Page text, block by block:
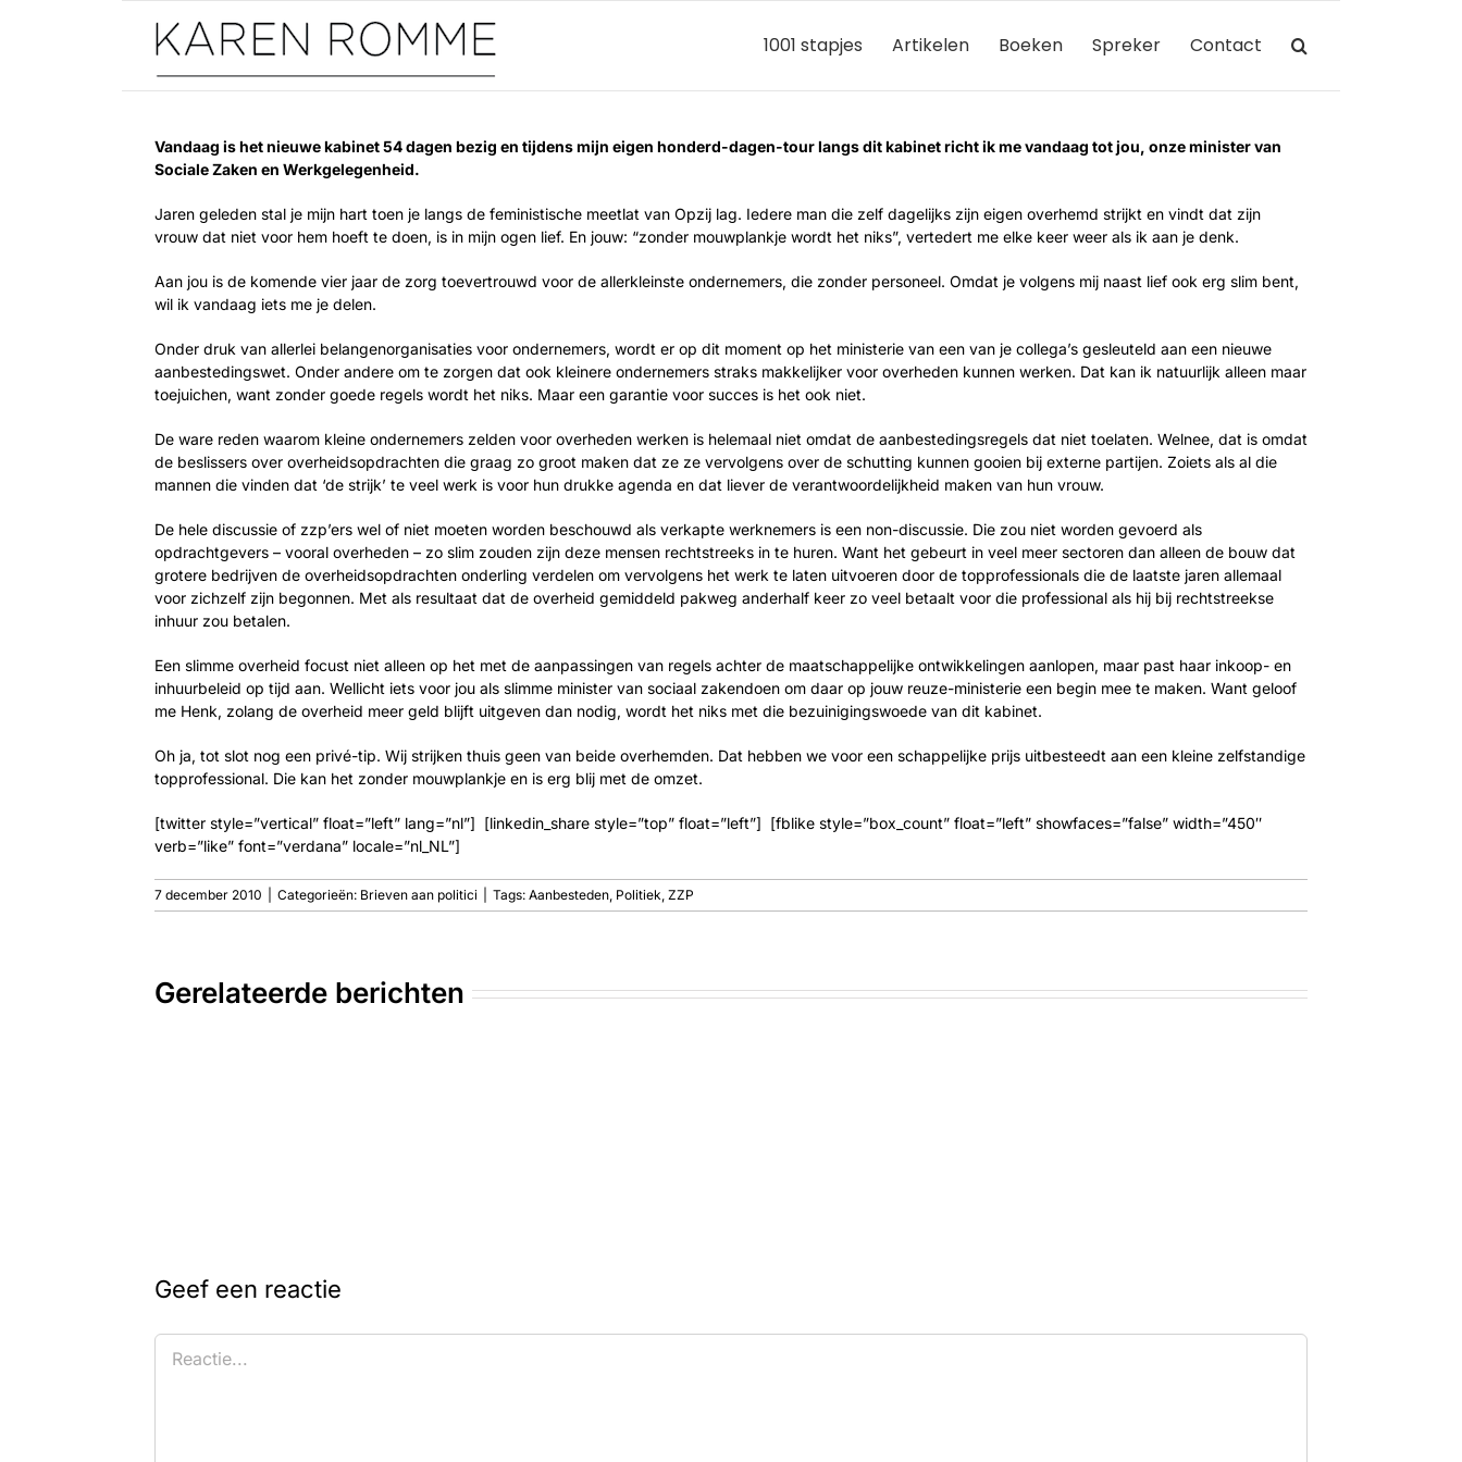
1001 stapjes Artikelen Boeken Spreker Contact
Vandaag is het nieuwe kabinet 54 dagen bezig en tijdens mijn eigen honderd-dagen-tour langs dit kabinet richt ik me vandaag tot jou, onze minister van
Sociale Zaken en Werkgelegenheid.
Jaren geleden stal je mijn hart toen je langs de feministische meetlat van Opzij lag. Iedere man die zelf dagelijks zijn eigen overhemd strijkt en vindt dat zijn
vrouw dat niet voor hem hoeft te doen, is in mijn ogen lief. En jouw: “zonder mouwplankje wordt het niks”, vertedert me elke keer weer als ik aan je denk.
Aan jou is de komende vier jaar de zorg toevertrouwd voor de allerkleinste ondernemers, die zonder personeel. Omdat je volgens mij naast lief ook erg slim bent,
wil ik vandaag iets me je delen.
Onder druk van allerlei belangenorganisaties voor ondernemers, wordt er op dit moment op het ministerie van een van je collega’s gesleuteld aan een nieuwe
aanbestedingswet. Onder andere om te zorgen dat ook kleinere ondernemers straks makkelijker voor overheden kunnen werken. Dat kan ik natuurlijk alleen maar
toejuichen, want zonder goede regels wordt het niks. Maar een garantie voor succes is het ook niet.
De ware reden waarom kleine ondernemers zelden voor overheden werken is helemaal niet omdat de aanbestedingsregels dat niet toelaten. Welnee, dat is omdat
de beslissers over overheidsopdrachten die graag zo groot maken dat ze ze vervolgens over de schutting kunnen gooien bij externe partijen. Zoiets als al die
mannen die vinden dat ‘de strijk’ te veel werk is voor hun drukke agenda en dat liever de verantwoordelijkheid maken van hun vrouw.
De hele discussie of zzp’ers wel of niet moeten worden beschouwd als verkapte werknemers is een non-discussie. Die zou niet worden gevoerd als
opdrachtgevers – vooral overheden – zo slim zouden zijn deze mensen rechtstreeks in te huren. Want het gebeurt in veel meer sectoren dan alleen de bouw dat
grotere bedrijven de overheidsopdrachten onderling verdelen om vervolgens het werk te laten uitvoeren door de topprofessionals die de laatste jaren allemaal
voor zichzelf zijn begonnen. Met als resultaat dat de overheid gemiddeld pakweg anderhalf keer zo veel betaalt voor die professional als hij bij rechtstreekse
inhuur zou betalen.
Een slimme overheid focust niet alleen op het met de aanpassingen van regels achter de maatschappelijke ontwikkelingen aanlopen, maar past haar inkoop- en
inhuurbeleid op tijd aan. Wellicht iets voor jou als slimme minister van sociaal zakendoen om daar op jouw reuze-ministerie een begin mee te maken. Want geloof
me Henk, zolang de overheid meer geld blijft uitgeven dan nodig, wordt het niks met die bezuinigingswoede van dit kabinet.
Oh ja, tot slot nog een privé-tip. Wij strijken thuis geen van beide overhemden. Dat hebben we voor een schappelijke prijs uitbesteedt aan een kleine zelfstandige
topprofessional. Die kan het zonder mouwplankje en is erg blij met de omzet.
[twitter style=”vertical” float=”left” lang=”nl”] [linkedin_share style=”top” float=”left”] [fblike style=”box_count” float=”left” showfaces=”false” width=”450″
verb=”like” font=”verdana” locale=”nl_NL”]
7 december 2010 Categorieën: Brieven aan politici Tags: Aanbesteden, Politiek, ZZP
Gerelateerde berichten
Geef een reactie
Reactie